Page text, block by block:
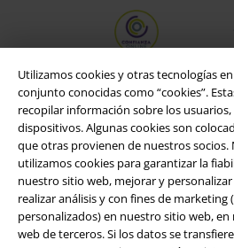
Utilizamos cookies y otras tecnologías
conjunto conocidas como “cookies”.
recopilar información sobre los
dispositivos. Algunas cookies son
que otras provienen de nuestros
utilizamos cookies para garantizar la
nuestro sitio web, mejorar y
realizar análisis y con fines de
personalizados) en nuestro sitio web, en
web de terceros. Si los datos se